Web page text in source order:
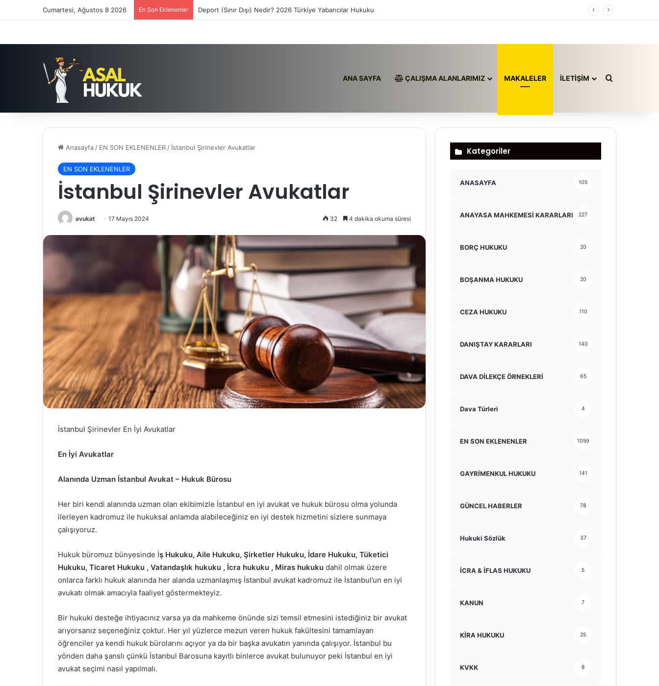
Cumartesi, Ağustos 8 2026 En Son Eklenenler Deport (Sınır Dışı) Nedir? 2026 Türkiye Yabancılar Hukuku
ANA SAYFA ÇALIŞMA ALANLARIMIZ MAKALELER İLETİŞİM Arama yap
Anasayfa / EN SON EKLENENLER / İstanbul Şirinevler Avukatlar
EN SON EKLENENLER
İstanbul Şirinevler Avukatlar
avukat 17 Mayıs 2024 32 4 dakika okuma süresi
İstanbul Şirinevler En İyi Avukatlar
En İyi Avukatlar
Alanında Uzman İstanbul Avukat – Hukuk Bürosu
Her biri kendi alanında uzman olan ekibimizle İstanbul en iyi avukat ve hukuk bürosu olma yolunda
ilerleyen kadromuz ile hukuksal anlamda alabileceğiniz en iyi destek hizmetini sizlere sunmaya
çalışıyoruz.
Hukuk büromuz bünyesinde İş Hukuku, Aile Hukuku, Şirketler Hukuku, İdare Hukuku, Tüketici
Hukuku, Ticaret Hukuku , Vatandaşlık hukuku , İcra hukuku , Miras hukuku dahil olmak üzere
onlarca farklı hukuk alanında her alanda uzmanlaşmış İstanbul avukat kadromuz ile İstanbul’un en iyi
avukatı olmak amacıyla faaliyet göstermekteyiz.
Bir hukuki desteğe ihtiyacınız varsa ya da mahkeme önünde sizi temsil etmesini istediğiniz bir avukat
arıyorsanız seçeneğiniz çoktur. Her yıl yüzlerce mezun veren hukuk fakültesini tamamlayan
öğrenciler ya kendi hukuk bürolarını açıyor ya da bir başka avukatın yanında çalışıyor. İstanbul bu
yönden daha şanslı çünkü İstanbul Barosuna kayıtlı binlerce avukat bulunuyor peki İstanbul en iyi
avukat seçimi nasıl yapılmalı.
Kategoriler
ANASAYFA 105
ANAYASA MAHKEMESİ KARARLARI 227
BORÇ HUKUKU 20
BOŞANMA HUKUKU 20
CEZA HUKUKU 110
DANIŞTAY KARARLARI 140
DAVA DİLEKÇE ÖRNEKLERİ 65
Dava Türleri 4
EN SON EKLENENLER 1059
GAYRİMENKUL HUKUKU 141
GÜNCEL HABERLER 78
Hukuki Sözlük 37
İCRA & İFLAS HUKUKU 5
KANUN 7
KİRA HUKUKU 25
KVKK 8